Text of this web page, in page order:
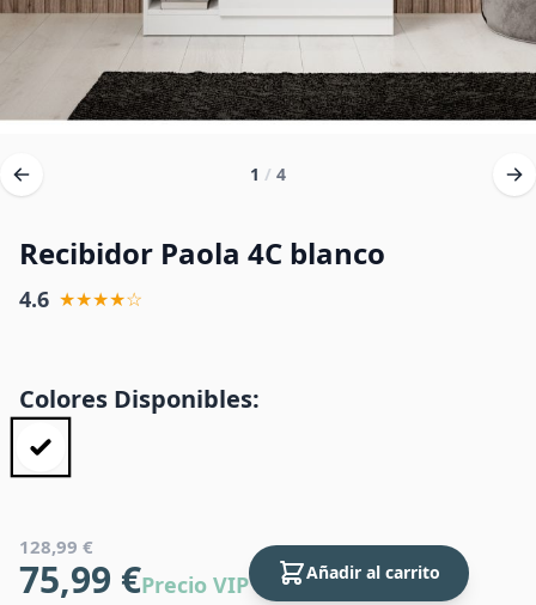
1 / 4
Recibidor Paola 4C blanco
4.6 ★★★★☆
Colores Disponibles:
128,99 €
75,99 €Precio VIP Añadir al carrito